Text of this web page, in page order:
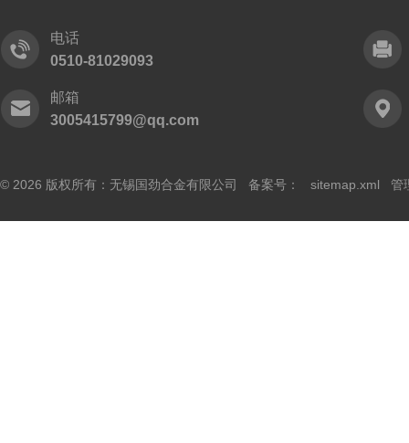
电话
0510-81029093
邮箱
3005415799@qq.com
© 2026 版权所有：无锡国劲合金有限公司 备案号： sitemap.xml 管